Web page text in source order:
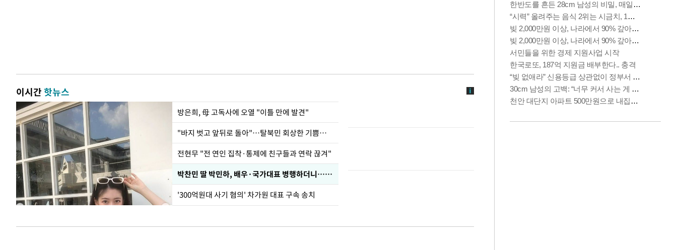
이시간핫뉴스
방은희, 母 고독사에 오열 "이틀 만에 발견"
"바지 벗고 앞뒤로 돌아"…탈북민 회상한 기쁨조 검사
전현무 "전 연인 집착·통제에 친구들과 연락 끊겨"
박찬민 딸 박민하, 배우·국가대표 병행하더니…근황이
'300억원대 사기 혐의' 차가원 대표 구속 송치